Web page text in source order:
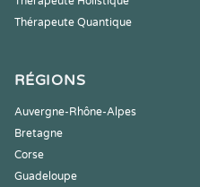
Thérapeute Quantique
RÉGIONS
Auvergne-Rhône-Alpes
Bretagne
Corse
Guadeloupe